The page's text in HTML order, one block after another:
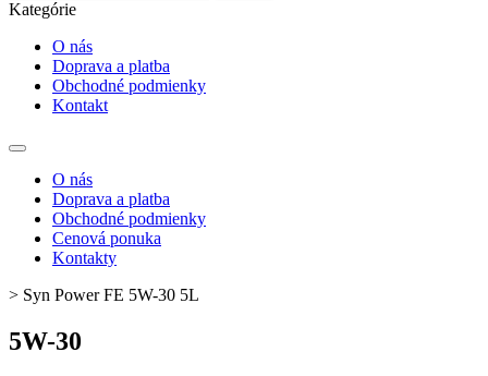
Kategórie
O nás
Doprava a platba
Obchodné podmienky
Kontakt
Toggle
navigationO nás
Doprava a platba
Obchodné podmienky
Cenová ponuka
Kontakty
> Syn Power FE 5W-30 5L
5W-30